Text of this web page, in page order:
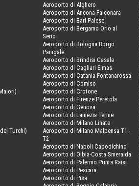
Turchi)
Aeroporto di Alghero
Aeroporto di Ancona Falconara
Aeroporto di Bari Palese
Aeroporto di Bergamo Orio al
Serio
Aeroporto di Bologna Borgo
Panigale
Aeroporto di Brindisi Casale
Aeroporto di Cagliari Elmas
Aeroporto di Catania Fontanarossa
Aeroporto di Comiso
Aeroporto di Crotone
Aeroporto di Firenze Peretola
Aeroporto di Genova
Aeroporto di Lamezia Terme
Aeroporto di Milano Linate
Aeroporto di Milano Malpensa T1 -
T2
Aeroporto di Napoli Capodichino
Aeroporto di Olbia-Costa Smeralda
Aeroporto di Palermo Punta Raisi
Aeroporto di Pescara
Aeroporto di Pisa